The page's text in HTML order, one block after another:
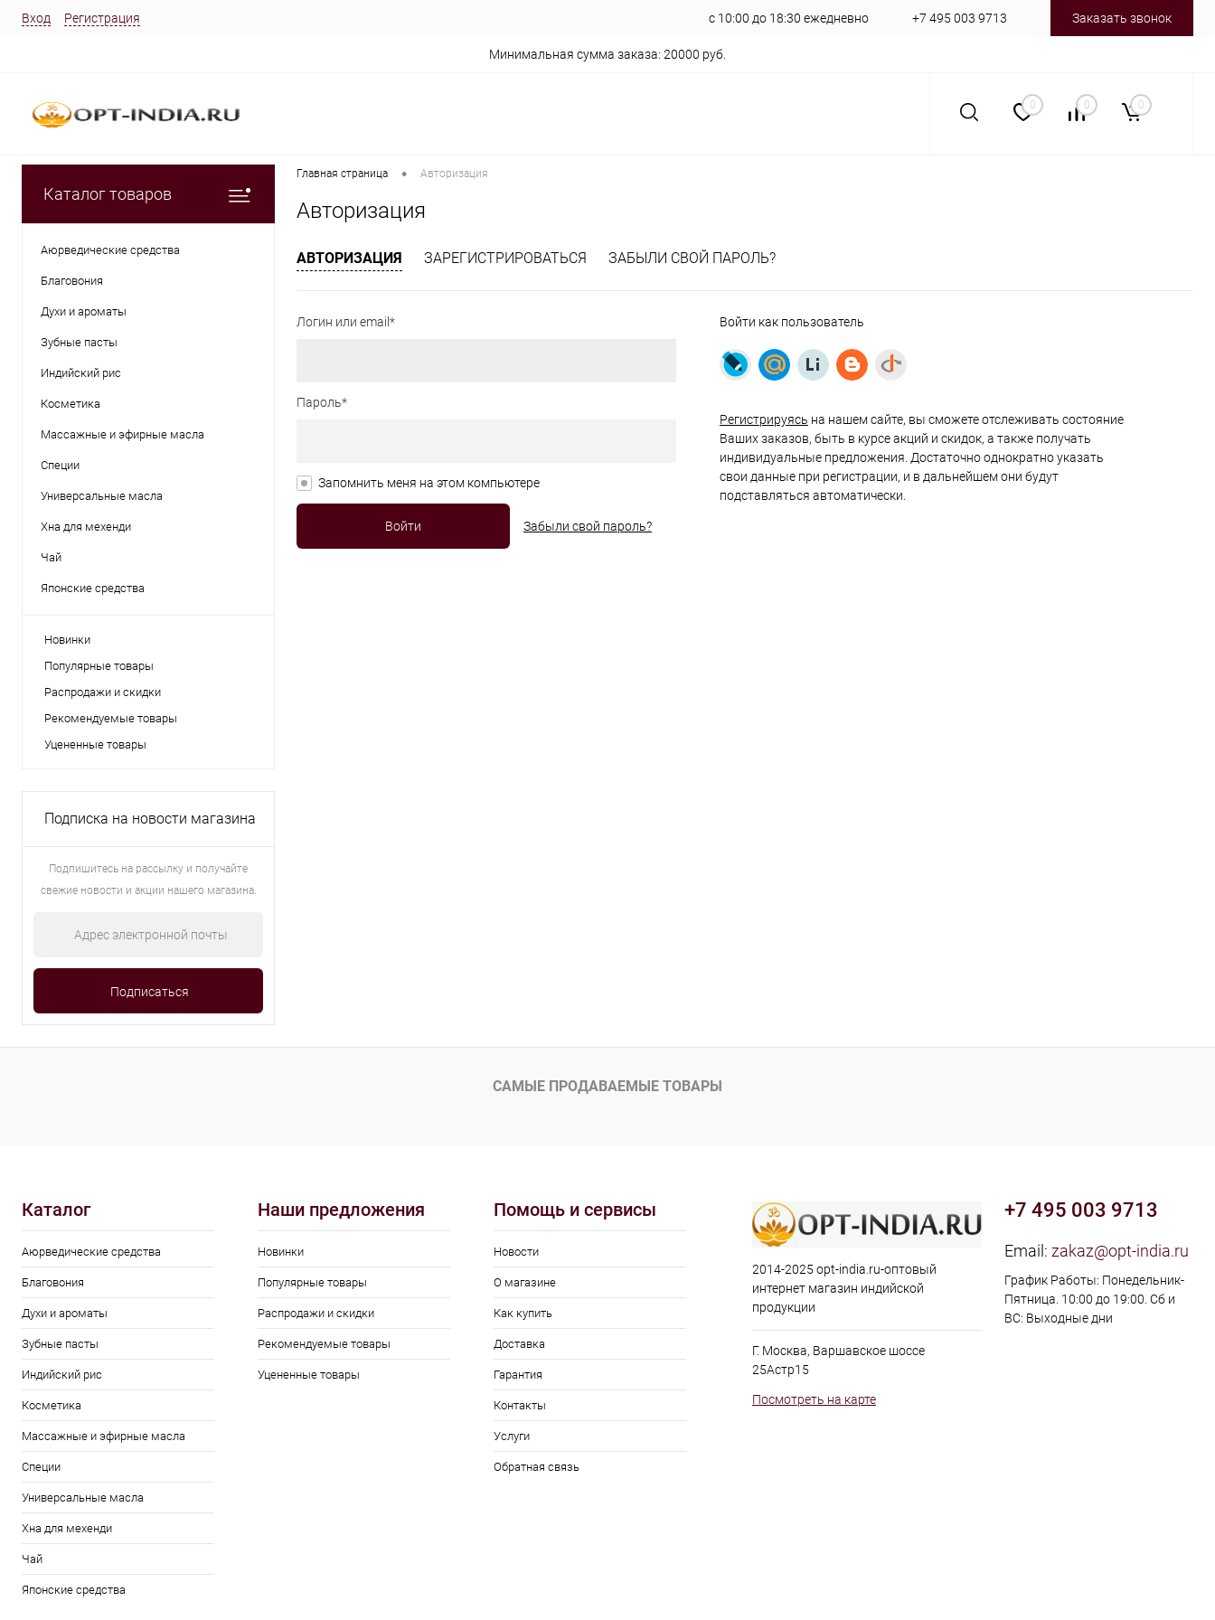
Вход Регистрация с 10:00 до 18:30 ежедневно +7 495 003 9713 Заказать звонок
Минимальная сумма заказа: 20000 руб.
0 0 0
Каталог товаров
Аюрведические средства
Благовония
Духи и ароматы
Зубные пасты
Индийский рис
Косметика
Массажные и эфирные масла
Специи
Универсальные масла
Хна для мехенди
Чай
Японские средства
Новинки
Популярные товары
Распродажи и скидки
Рекомендуемые товары
Уцененные товары
Подписка на новости магазина
Подпишитесь на рассылку и получайте
свежие новости и акции нашего магазина.
Главная страница • Авторизация
Авторизация
АВТОРИЗАЦИЯ ЗАРЕГИСТРИРОВАТЬСЯ ЗАБЫЛИ СВОЙ ПАРОЛЬ?
Логин или email*
Пароль*
Запомнить меня на этом компьютере
Забыли свой пароль?
Войти как пользователь
Регистрируясь на нашем сайте, вы сможете отслеживать состояние
Ваших заказов, быть в курсе акций и скидок, а также получать
индивидуальные предложения. Достаточно однократно указать
свои данные при регистрации, и в дальнейшем они будут
подставляться автоматически.
САМЫЕ ПРОДАВАЕМЫЕ ТОВАРЫ
Каталог
Аюрведические средства
Благовония
Духи и ароматы
Зубные пасты
Индийский рис
Косметика
Массажные и эфирные масла
Специи
Универсальные масла
Хна для мехенди
Чай
Японские средства
Наши предложения
Новинки
Популярные товары
Распродажи и скидки
Рекомендуемые товары
Уцененные товары
Помощь и сервисы
Новости
О магазине
Как купить
Доставка
Гарантия
Контакты
Услуги
Обратная связь
2014-2025 opt-india.ru-оптовый
интернет магазин индийской
продукции
Г. Москва, Варшавское шоссе
25Астр15
Посмотреть на карте
+7 495 003 9713
Email: zakaz@opt-india.ru
График Работы: Понедельник-
Пятница. 10:00 до 19:00. Сб и
ВС: Выходные дни